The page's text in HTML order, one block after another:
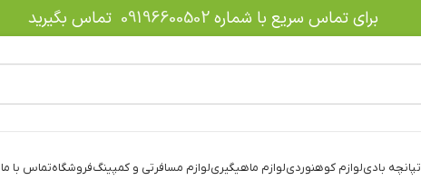
برای تماس سریع با شماره09196600502 تماس بگیرید
تپانچه بادیلوازم کوهنوردیلوازم ماهیگیریلوازم مسافرتی و کمپینگفروشگاهتماس با ما